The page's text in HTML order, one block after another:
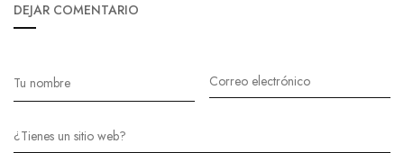
DEJAR COMENTARIO